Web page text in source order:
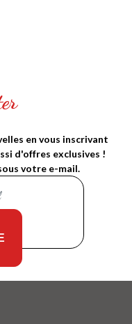
en vous inscrivant
d'offres exclusives !
votre e-mail.